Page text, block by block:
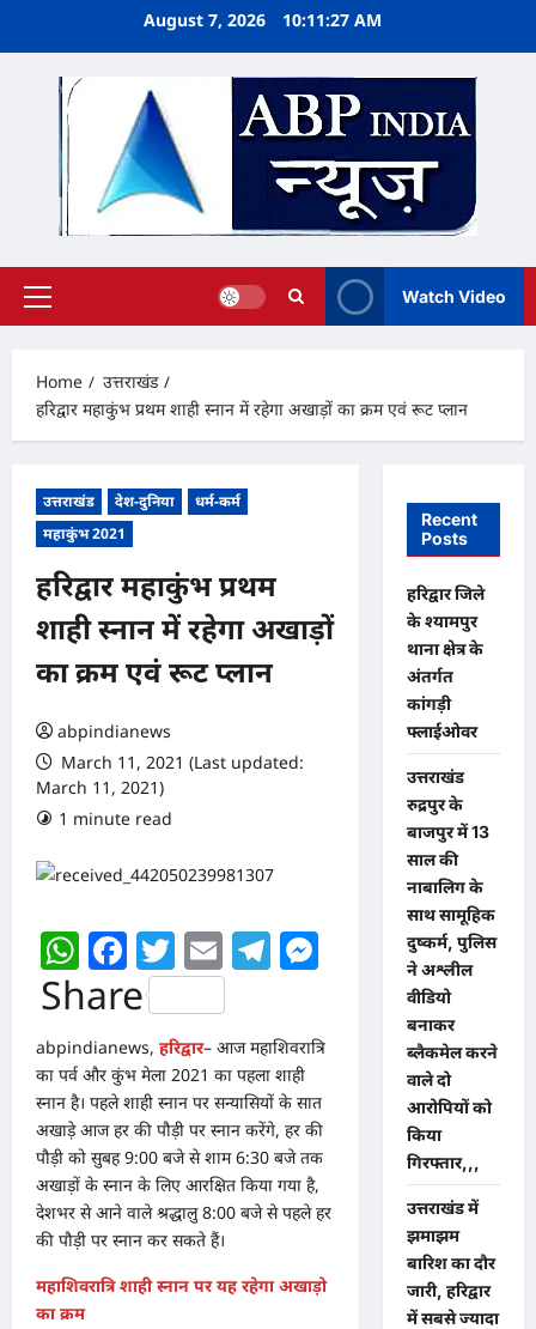
August 7, 2026 10:11:27 AM
Primary
Watch Video
Home
उत्तराखंड
हरिद्वार महाकुंभ प्रथम शाही स्नान में रहेगा अखाड़ों का क्रम एवं रूट प्लान
उत्तराखंड देश-दुनिया
धर्म-कर्म
महाकुंभ 2021
हरिद्वार महाकुंभ प्रथम
शाही स्नान में रहेगा अखाड़ों
का क्रम एवं रूट प्लान
abpindianews
March 11, 2021 (Last updated:
March 11, 2021)
1 minute read
WhatsApp
Facebook
Twitter
EmailTelegram
Messenger
Share
abpindianews, हरिद्वार– आज महाशिवरात्रि
का पर्व और कुंभ मेला 2021 का पहला शाही
स्नान है। पहले शाही स्नान पर सन्यासियों के सात
अखाड़े आज हर की पौड़ी पर स्नान करेंगे, हर की
पौड़ी को सुबह 9:00 बजे से शाम 6:30 बजे तक
अखाड़ों के स्नान के लिए आरक्षित किया गया है,
देशभर से आने वाले श्रद्धालु 8:00 बजे से पहले हर
की पौड़ी पर स्नान कर सकते हैं।
महाशिवरात्रि शाही स्नान पर यह रहेगा अखाड़ो
का क्रम
Recent
Posts
​हरिद्वार जिले
के श्यामपुर
थाना क्षेत्र के
अंतर्गत
कांगड़ी
फ्लाईओवर
उत्तराखंड
रुद्रपुर के
बाजपुर में 13
साल की
नाबालिग के
साथ सामूहिक
दुष्कर्म, पुलिस
ने अश्लील
वीडियो
बनाकर
ब्लैकमेल करने
वाले दो
आरोपियों को
किया
गिरफ्तार,,,
उत्तराखंड में
झमाझम
बारिश का दौर
जारी, हरिद्वार
में सबसे ज्यादा